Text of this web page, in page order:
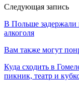
Следующая запись
В Польше задержали
алкоголя
Вам также могут
Куда сходить в
пикник, театр и